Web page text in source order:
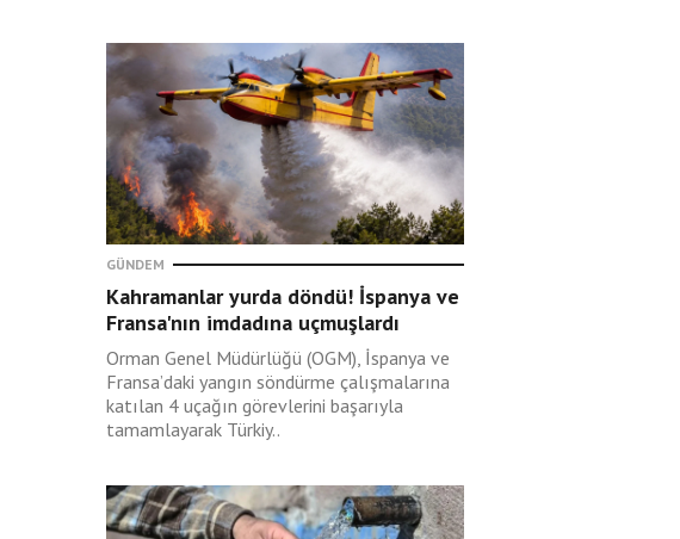
GÜNDEM
Kahramanlar yurda döndü! İspanya ve
Fransa'nın imdadına uçmuşlardı
Orman Genel Müdürlüğü (OGM), İspanya ve
Fransa’daki yangın söndürme çalışmalarına
katılan 4 uçağın görevlerini başarıyla
tamamlayarak Türkiy..